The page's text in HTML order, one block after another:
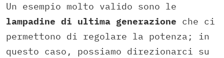
Un esempio molto valido sono le
lampadine di ultima generazione che ci
permettono di regolare la potenza; in
questo caso, possiamo direzionarci su